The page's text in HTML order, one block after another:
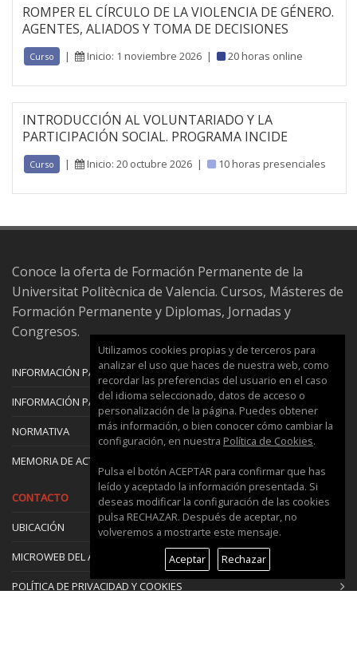
ROMPER EL CÍRCULO DE LA VIOLENCIA DE GÉNERO.
AGENTES, ALIADOS Y TOMA DE DECISIONES
Curso | Inicio: 1 noviembre 2026 | 20 horas online
INTRODUCCIÓN AL VOLUNTARIADO Y LA
PARTICIPACIÓN SOCIAL. PROGRAMA INCIDE
Curso | Inicio: 20 octubre 2026 | 10 horas presenciales
Conoce la oferta de Formación Permanente de la
Universitat Politècnica de Valencia. Cursos, Másteres de
Formación Permanente y Diplomas, Jornadas y
Congresos.
INFORMACIÓN PARA EL PROFESOR
INFORMACIÓN PARA EL ALUMNO
NORMATIVA
MEMORIA DE ACTIVIDADES
CONTACTO
UBICACIÓN
MICROWEB DEL ÁREA
POLÍTICA DE PRIVACIDAD Y COOKIES
Utilizamos cookies propias y de terceros para
analizar el uso que haces de nuestra web, como
recordar las preferencias del usuario en el caso
del idioma seleccionado, datos de acceso o
personalización de la página. Puedes obtener
más información, o bien conocer cómo cambiar la
configuración, en nuestra Política de Cookies.
Pulsa el botón ACEPTAR para confirmar que has
leído y aceptado la información presentada. Si
deseas modificar la configuración de las cookies
pulsa RECHAZAR. Después de aceptar, no
volveremos a mostrarte este mensaje.
Aceptar
Rechazar